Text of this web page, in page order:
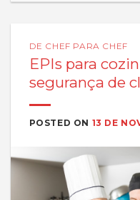
DE CHEF PARA CHEF
EPIs para
segurança de
POSTED ON 13 DE